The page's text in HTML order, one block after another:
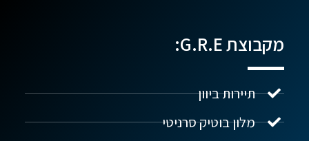
מקבוצת G.R.E:
תיירות ביוון
מלון בוטיק סרניטי